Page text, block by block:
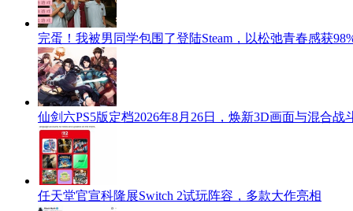
完蛋！我被男同学包围了登陆Steam，以松弛青春感获
仙剑六PS5版定档2026年8月26日，焕新3D画面与混合战
任天堂官宣科隆展Switch 2试玩阵容，多款大作亮相